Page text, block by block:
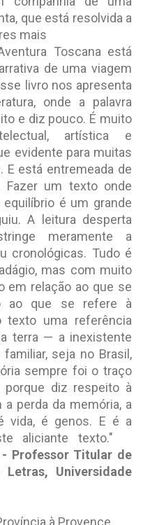
que está resolvida a
mais
Toscana está
de uma viagem
livro nos apresenta
onde a palavra
e diz pouco. É muito
artística e
evidente para muitas
E está entremeada de
Fazer um texto onde
é um grande
A leitura desperta
meramente a
cronológicas. Tudo é
mas com muito
em relação ao que se
ao que se refere à
texto uma referência
terra — a inexistente
seja no Brasil,
sempre foi o traço
diz respeito à
perda da memória, a
vida, é genos. E é a
aliciante texto."
Professor Titular de
Universidade
à Provence